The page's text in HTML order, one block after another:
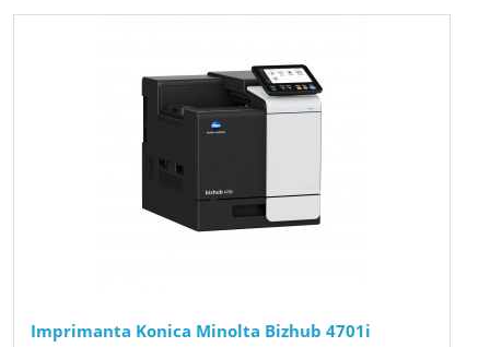
Imprimanta Konica Minolta Bizhub 4701i